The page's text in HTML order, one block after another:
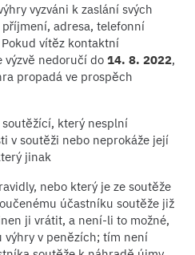
vyzváni k zaslání svých
adresa, telefonní
vítěz kontaktní
výzvě nedoručí do 14. 8. 2022,
propadá ve prospěch
který nesplní
v soutěži nebo neprokáže její
jinak
nebo který je ze soutěže
účastníku soutěže již
ji vrátit, a není-li to možné,
v penězích; tím není